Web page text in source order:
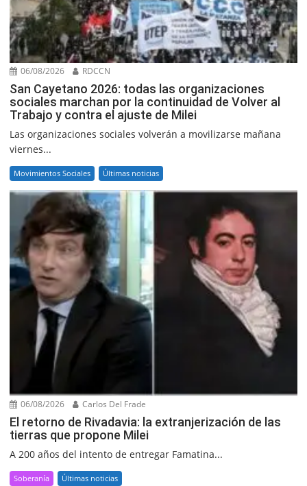
06/08/2026 RDCCN
San Cayetano 2026: todas las organizaciones
sociales marchan por la continuidad de Volver al
Trabajo y contra el ajuste de Milei
Las organizaciones sociales volverán a movilizarse mañana
viernes...
Movimientos Sociales Últimas noticias
06/08/2026 Carlos Del Frade
El retorno de Rivadavia: la extranjerización de las
tierras que propone Milei
A 200 años del intento de entregar Famatina...
Soberanía Últimas noticias